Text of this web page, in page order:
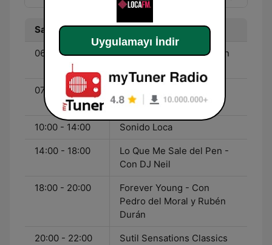
Saat Program
06:00 - 07:00
Deep Planet House - Con
07:00 - 10:00
Con Patty Blázquez
10:00 - 14:00 Sonido Loca
14:00 - 18:00
Lo Que Me Sale del Pen -
Con DJ Neil
18:00 - 20:00
Forever Young - Con
Pedro del Moral y Rubén
Durán
20:00 - 22:00
Sutil Sensations Classics
Uygulamayı İndir